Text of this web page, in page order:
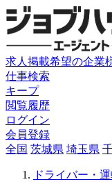
求人掲載希望の企業
仕事検索
キープ
閲覧履歴
ログイン
会員登録
全国 茨城県 埼玉県
ドライバー・